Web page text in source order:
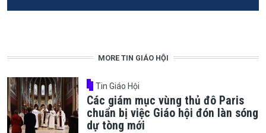
MORE TIN GIÁO HỘI
Tin Giáo Hội
Các giám mục vùng thủ đô Paris
chuẩn bị việc Giáo hội đón làn sóng
dự tòng mới